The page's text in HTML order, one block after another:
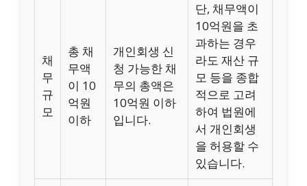
채
무
규
모
총 채
무액
이 10
억원
이하
개인회생 신
청 가능한 채
무의 총액은
10억원 이하
입니다.
단, 채무액이
10억원을 초
과하는 경우
라도 재산 규
모 등을 종합
적으로 고려
하여 법원에
서 개인회생
을 허용할 수
있습니다.